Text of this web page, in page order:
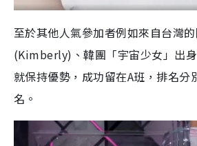
至於其他人氣參加者例如來自台灣
(Kimberly)、韓團「宇宙少女」出
就保持優勢，成功留在A班，排名分
名。